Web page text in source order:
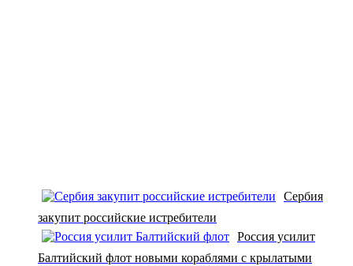
Сербия
закупит российские истребители
Россия усилит
Балтийский флот новыми кораблями с крылатыми